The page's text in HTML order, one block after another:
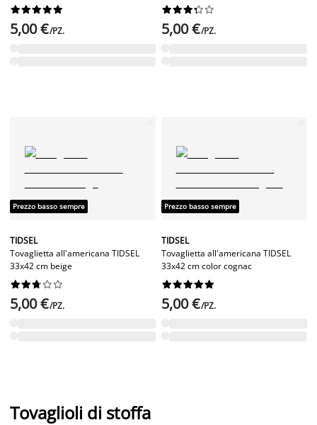






5,00 €/PZ.






5,00 €/PZ.
Prezzo basso sempre
TIDSEL
Tovaglietta all'americana TIDSEL
33x42 cm beige






5,00 €/PZ.
Prezzo basso sempre
TIDSEL
Tovaglietta all'americana TIDSEL
33x42 cm color cognac






5,00 €/PZ.
Tovaglioli di stoffa